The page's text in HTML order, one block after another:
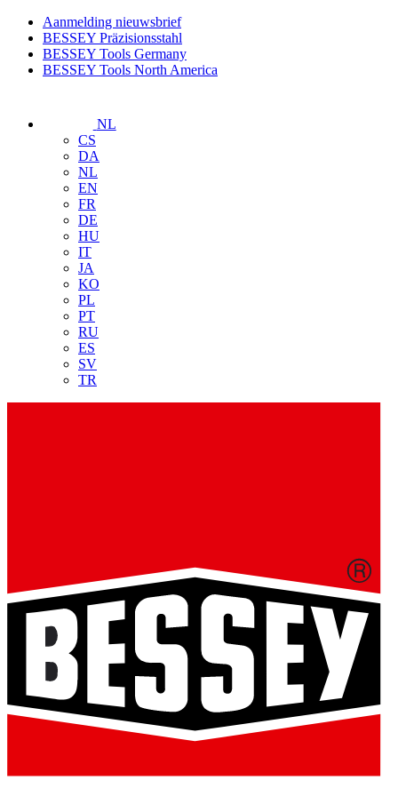
Aanmelding nieuwsbrief
BESSEY Präzisionsstahl
BESSEY Tools Germany
BESSEY Tools North America
NL
CS
DA
NL
EN
FR
DE
HU
IT
JA
KO
PL
PT
RU
ES
SV
TR